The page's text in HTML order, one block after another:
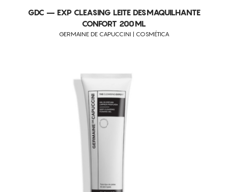
GDC – EXP CLEASING LEITE DESMAQUILHANTE
CONFORT 200ML
GERMAINE DE CAPUCCINI | COSMÉTICA